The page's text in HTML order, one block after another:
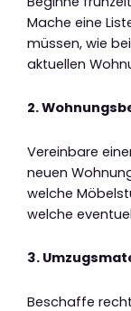
Mache eine
müssen, wie
aktuellen
2.
Vereinbare
neuen
welche
welche
3.
Beschaffe